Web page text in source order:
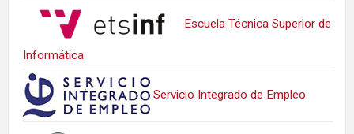
Escuela Técnica Superior de
Informática
Servicio Integrado de Empleo